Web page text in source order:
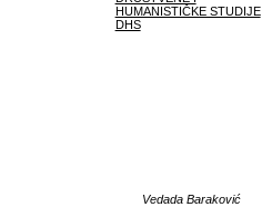
HUMANISTIČKE STUDIJE
DHS
Vedada Baraković